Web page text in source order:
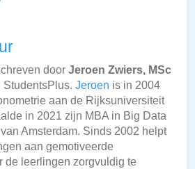
door Jeroen Zwiers, MSc
StudentsPlus. Jeroen is in 2004
aan de Rijksuniversiteit
in 2021 zijn MBA in Big Data
Amsterdam. Sinds 2002 helpt
aan gemotiveerde
de leerlingen zorgvuldig te